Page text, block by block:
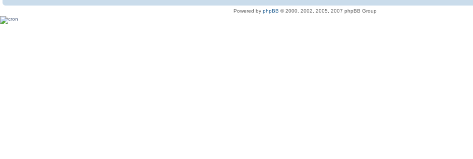
Powered by phpBB © 2000, 2002, 2005, 2007 phpBB Group